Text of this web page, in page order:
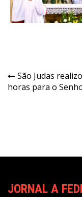
Navegação
de
São Judas
horas para o
JORNAL A